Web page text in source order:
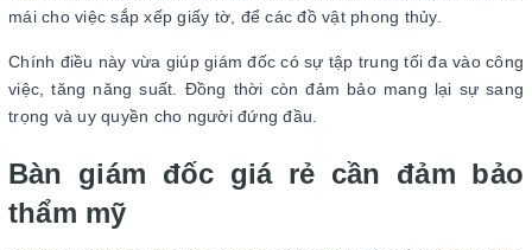
mái cho việc sắp xếp giấy tờ, để các đồ vật phong thủy.
Chính điều này vừa giúp giám đốc có sự tập trung tối đa vào công
việc, tăng năng suất. Đồng thời còn đảm bảo mang lại sự sang
trọng và uy quyền cho người đứng đầu.
Bàn giám đốc giá rẻ cần đảm bảo
thẩm mỹ